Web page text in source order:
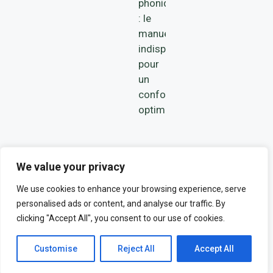
We value your privacy
We use cookies to enhance your browsing experience, serve
personalised ads or content, and analyse our traffic. By
clicking "Accept All", you consent to our use of cookies.
Customise Reject All Accept All
phonique
: le
manuel
indispensable
pour
un
confort
optimal
RESERVED.
POLITIQUE DE CONFIDENTIALITÉ
MENTIONS LÉGALES